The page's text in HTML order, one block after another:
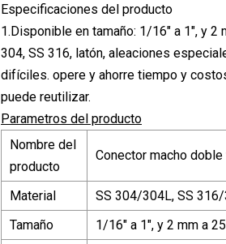
Especificaciones del producto
1.Disponible en tamaño: 1/16" a 1", y 2
304, SS 316, latón, aleaciones
difíciles. opere y ahorre tiempo y
puede reutilizar.
Parametros del producto
Nombre del
producto
Conector macho
Material
SS 304/304L, SS 316/
Tamaño
1/16" a 1", y 2 mm a